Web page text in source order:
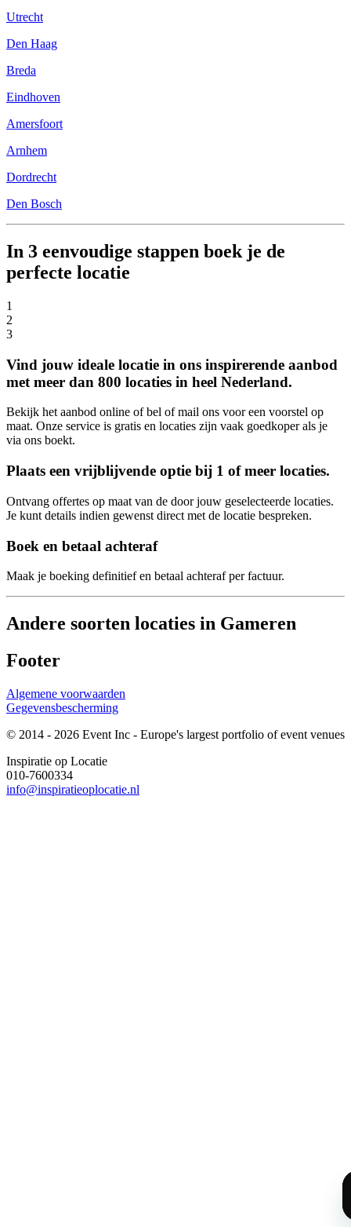
Utrecht
Den Haag
Breda
Eindhoven
Amersfoort
Arnhem
Dordrecht
Den Bosch
In 3 eenvoudige stappen boek je de
perfecte locatie
1
2
3
Vind jouw ideale locatie in ons inspirerende aanbod
met meer dan 800 locaties in heel Nederland.
Bekijk het aanbod online of bel of mail ons voor een voorstel op
maat. Onze service is gratis en locaties zijn vaak goedkoper als je
via ons boekt.
Plaats een vrijblijvende optie bij 1 of meer locaties.
Ontvang offertes op maat van de door jouw geselecteerde locaties.
Je kunt details indien gewenst direct met de locatie bespreken.
Boek en betaal achteraf
Maak je boeking definitief en betaal achteraf per factuur.
Andere soorten locaties in Gameren
Footer
Algemene voorwaarden
Gegevensbescherming
© 2014 - 2026 Event Inc - Europe's largest portfolio of event venues
Inspiratie op Locatie
010-7600334
info@inspiratieoplocatie.nl